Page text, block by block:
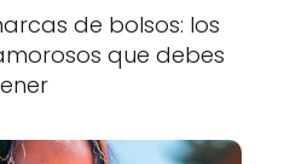
de bolsos: los
que debes